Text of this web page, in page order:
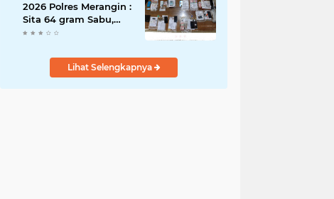
2026 Polres Merangin :
Sita 64 gram Sabu,
42,46 gram Ganja, 5
Amankan 21 Orang
TersangkaLihat Selengkapnya